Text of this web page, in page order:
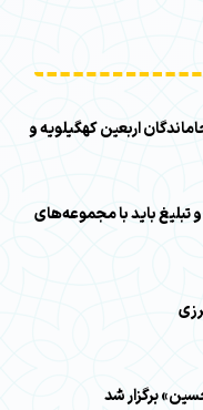
جاماندگان اربعین کهگیلویه و
باید با مجموعه‌های